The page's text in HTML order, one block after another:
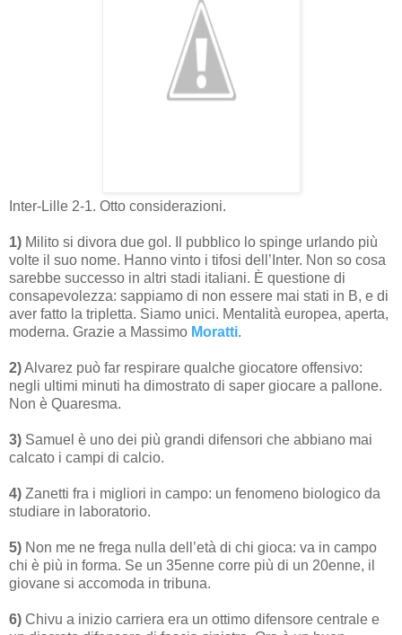
Inter-Lille 2-1. Otto considerazioni.
1) Milito si divora due gol. Il pubblico lo spinge urlando più
volte il suo nome. Hanno vinto i tifosi dell’Inter. Non so cosa
sarebbe successo in altri stadi italiani. È questione di
consapevolezza: sappiamo di non essere mai stati in B, e di
aver fatto la tripletta. Siamo unici. Mentalità europea, aperta,
moderna. Grazie a Massimo Moratti.
2)Alvarez può far respirare qualche giocatore offensivo:
negli ultimi minuti ha dimostrato di saper giocare a pallone.
Non è Quaresma.
3) Samuel è uno dei più grandi difensori che abbiano mai
calcato i campi di calcio.
4) Zanetti fra i migliori in campo: un fenomeno biologico da
studiare in laboratorio.
5) Non me ne frega nulla dell’età di chi gioca: va in campo
chi è più in forma. Se un 35enne corre più di un 20enne, il
giovane si accomoda in tribuna.
6) Chivu a inizio carriera era un ottimo difensore centrale e